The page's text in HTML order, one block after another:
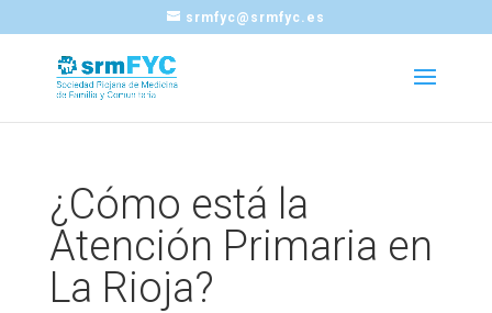
srmfyc@srmfyc.es
¿Cómo está la
Atención Primaria en
La Rioja?